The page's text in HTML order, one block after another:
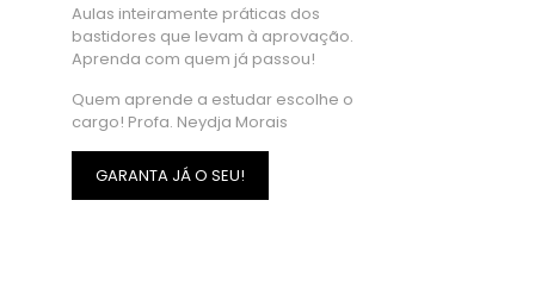
Aulas inteiramente práticas dos
bastidores que levam à aprovação.
Aprenda com quem já passou!
Quem aprende a estudar escolhe o
cargo! Profa. Neydja Morais
GARANTA JÁ O SEU!